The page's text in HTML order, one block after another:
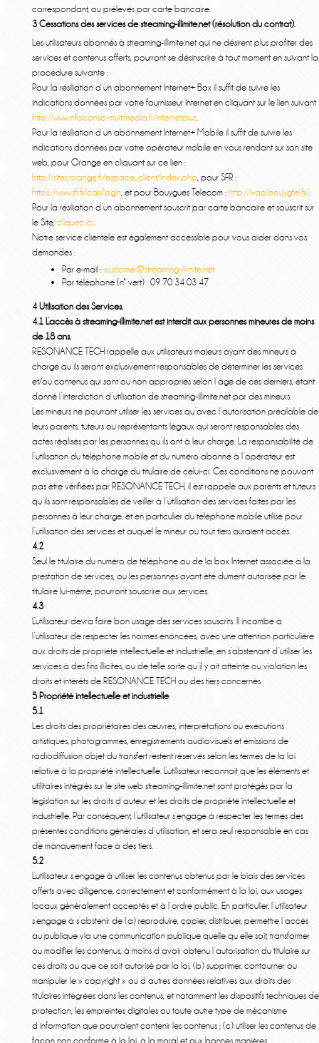
correspondant, ou prélevés par carte bancaire.
3 Cessations des services de streaming-illimite.net (résolution du contrat).
Les utilisateurs abonnés à streaming-illimite.net qui ne désirent plus profiter des
services et contenus offerts, pourront se désinscrire à tout moment en suivant la
procédure suivante :
Pour la résiliation d’un abonnement Internet+ Box il suffit de suivre les
indications données par votre fournisseur Internet en cliquant sur le lien suivant
http://www.infoconso-multimedia.fr/internetplus.
Pour la résiliation d’un abonnement Internet+ Mobile il suffit de suivre les
indications données par votre opérateur mobile en vous rendant sur son site
web, pour Orange en cliquant sur ce lien :
http://sites.orange.fr/espace_client/index.php, pour SFR :
https://www.sfr.fr/cas/login, et pour Bouygues Telecom : http://wap.bouygtel.fr/.
Pour la résiliation d’un abonnement souscrit par carte bancaire et souscrit sur
le Site, cliquez ici.
Notre service clientèle est également accessible pour vous aider dans vos
demandes :
Par e-mail : customer@streaming-illimite.net
Par téléphone (n° vert) : 09 70 34 03 47
4 Utilisation des Services.
4.1 L’accès à streaming-illimite.net est interdit aux personnes mineures de moins
de 18 ans.
RESONANCE TECH rappelle aux utilisateurs majeurs ayant des mineurs à
charge qu’ils seront exclusivement responsables de déterminer les services
et/ou contenus qui sont ou non appropriés selon l’âge de ces derniers, étant
donné l’interdiction d’utilisation de streaming-illimite.net par des mineurs.
Les mineurs ne pourront utiliser les services qu’avec l’autorisation préalable de
leurs parents, tuteurs ou représentants légaux qui seront responsables des
actes réalisés par les personnes qu’ils ont à leur charge. La responsabilité de
l’utilisation du téléphone mobile et du numéro abonné à l’opérateur est
exclusivement à la charge du titulaire de celui-ci. Ces conditions ne pouvant
pas être vérifiées par RESONANCE TECH, il est rappelé aux parents et tuteurs
qu’ils sont responsables de veiller à l’utilisation des services faites par les
personnes à leur charge, et en particulier du téléphone mobile utilisé pour
l’utilisation des services et auquel le mineur ou tout tiers auraient accès.
4.2
Seul le titulaire du numéro de téléphone ou de la box Internet associée à la
prestation de services, ou les personnes ayant été dument autorisée par le
titulaire lui-même, pourront souscrire aux services.
4.3
L’utilisateur devra faire bon usage des services souscrits. Il incombe à
l’utilisateur de respecter les normes énoncées, avec une attention particulière
aux droits de propriété intellectuelle et industrielle, en s’abstenant d’utiliser les
services à des fins illicites, ou de telle sorte qu’il y ait atteinte ou violation les
droits et intérêts de RESONANCE TECH ou des tiers concernés.
5 Propriété intellectuelle et industrielle
5.1
Les droits des propriétaires des œuvres, interprétations ou exécutions
artistiques, photogrammes, enregistrements audiovisuels et émissions de
radiodiffusion objet du transfert restent réservés selon les termes de la loi
relative à la propriété intellectuelle. L’utilisateur reconnait que les éléments et
utilitaires intégrés sur le site web streaming-illimite.net sont protégés par la
législation sur les droits d’auteur et les droits de propriété intellectuelle et
industrielle. Par conséquent, l’utilisateur s’engage à respecter les termes des
présentes conditions générales d’utilisation, et sera seul responsable en cas
de manquement face à des tiers.
5.2
L’utilisateur s’engage à utiliser les contenus obtenus par le biais des services
offerts avec diligence, correctement et conformément à la loi, aux usages
locaux généralement acceptés et à l’ordre public. En particulier, l’utilisateur
s’engage à s’abstenir de (a) reproduire, copier, distribuer, permettre l’accès
au publique via une communication publique quelle qu’elle soit, transformer
ou modifier les contenus, à moins d’avoir obtenu l’autorisation du titulaire sur
ces droits ou que ce soit autorisé par la loi, (b) supprimer, contourner ou
manipuler le » copyright » ou d’autres données relatives aux droits des
titulaires intégrées dans les contenus, et notamment les dispositifs techniques de
protection, les empreintes digitales ou toute autre type de mécanisme
d’information que pourraient contenir les contenus ; (c) utiliser les contenus de
façon non conforme à la loi, à la moral et aux bonnes manières